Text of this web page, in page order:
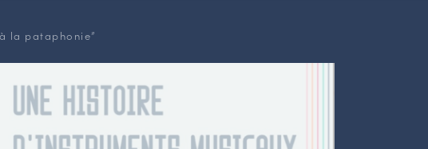
la pataphonie”